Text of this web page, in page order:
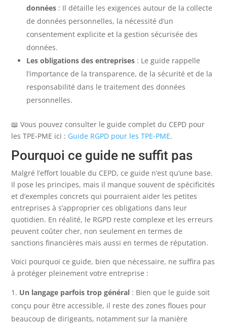
données : Il détaille les exigences autour de la collecte
de données personnelles, la nécessité d’un
consentement explicite et la gestion sécurisée des
données.
Les obligations des entreprises : Le guide rappelle
l’importance de la transparence, de la sécurité et de la
responsabilité dans le traitement des données
personnelles.
📖 Vous pouvez consulter le guide complet du CEPD pour
les TPE-PME ici : Guide RGPD pour les TPE-PME.
Pourquoi ce guide ne suffit pas
Malgré l’effort louable du CEPD, ce guide n’est qu’une base.
Il pose les principes, mais il manque souvent de spécificités
et d’exemples concrets qui pourraient aider les petites
entreprises à s’approprier ces obligations dans leur
quotidien. En réalité, le RGPD reste complexe et les erreurs
peuvent coûter cher, non seulement en termes de
sanctions financières mais aussi en termes de réputation.
Voici pourquoi ce guide, bien que nécessaire, ne suffira pas
à protéger pleinement votre entreprise :
Un langage parfois trop général : Bien que le guide soit
conçu pour être accessible, il reste des zones floues pour
beaucoup de dirigeants, notamment sur la manière